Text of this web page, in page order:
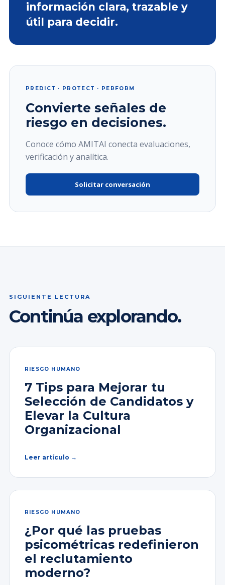
información clara, trazable y
útil para decidir.
PREDICT · PROTECT · PERFORM
Convierte señales de
riesgo en decisiones.
Conoce cómo AMITAI conecta evaluaciones,
verificación y analítica.
Solicitar conversación
SIGUIENTE LECTURA
Continúa explorando.
RIESGO HUMANO
7 Tips para Mejorar tu
Selección de Candidatos y
Elevar la Cultura
Organizacional
Leer artículo →
RIESGO HUMANO
¿Por qué las pruebas
psicométricas redefinieron
el reclutamiento
moderno?